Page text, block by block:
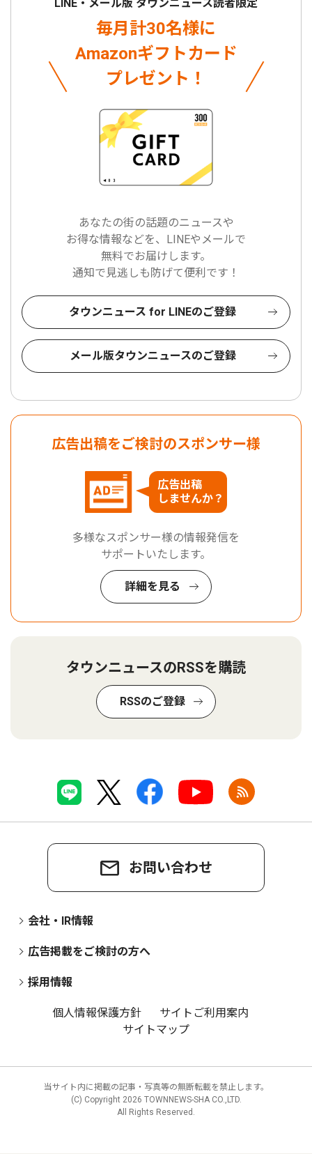
LINE・メール版 タウンニュース読者限定
毎月計30名様に
Amazonギフトカード
プレゼント！
あなたの街の話題のニュースや
お得な情報などを、LINEやメールで
無料でお届けします。
通知で見逃しも防げて便利です！
タウンニュース for LINEのご登録
メール版タウンニュースのご登録
広告出稿をご検討のスポンサー様
広告出稿
しませんか？
多様なスポンサー様の情報発信を
サポートいたします。
詳細を見る
タウンニュースのRSSを購読
RSSのご登録
お問い合わせ
会社・IR情報
広告掲載をご検討の方へ
採用情報
個人情報保護方針
サイトご利用案内
サイトマップ
当サイト内に掲載の記事・写真等の無断転載を禁止します。
(C) Copyright 2026 TOWNNEWS-SHA CO.,LTD.
All Rights Reserved.